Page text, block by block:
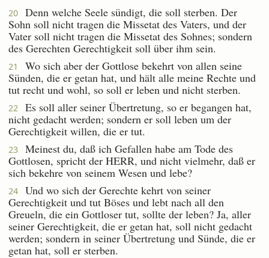
20
Denn welche Seele sündigt, die soll sterben. Der
Sohn soll nicht tragen die Missetat des Vaters, und der
Vater soll nicht tragen die Missetat des Sohnes; sondern
des Gerechten Gerechtigkeit soll über ihm sein.
21
Wo sich aber der Gottlose bekehrt von allen seine
Sünden, die er getan hat, und hält alle meine Rechte und
tut recht und wohl, so soll er leben und nicht sterben.
22
Es soll aller seiner Übertretung, so er begangen hat,
nicht gedacht werden; sondern er soll leben um der
Gerechtigkeit willen, die er tut.
23
Meinest du, daß ich Gefallen habe am Tode des
Gottlosen, spricht der HERR, und nicht vielmehr, daß er
sich bekehre von seinem Wesen und lebe?
24
Und wo sich der Gerechte kehrt von seiner
Gerechtigkeit und tut Böses und lebt nach all den
Greueln, die ein Gottloser tut, sollte der leben? Ja, aller
seiner Gerechtigkeit, die er getan hat, soll nicht gedacht
werden; sondern in seiner Übertretung und Sünde, die er
getan hat, soll er sterben.